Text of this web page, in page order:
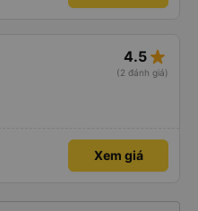
4.5 star_rate
(2 đánh giá)
Xem giá